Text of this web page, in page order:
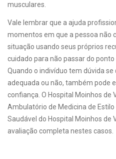
musculares.
Vale lembrar que a ajuda
momentos em que a pessoa não
situação usando seus próprios
cuidado para não passar do
Quando o indivíduo tem dúvida
adequada ou não, também pode
confiança. O Hospital Moinhos de
Ambulatório de Medicina de
Saudável do Hospital Moinhos de
avaliação completa nestes casos.